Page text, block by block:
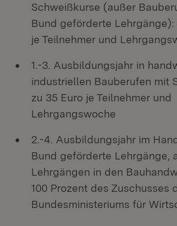
Schweißkurse (außer
Bund geförderte Lehrgänge):
je Teilnehmer und
1.-3. Ausbildungsjahr in
industriellen Bauberufen mit
zu 35 Euro je Teilnehmer und
Lehrgangswoche
2.-4. Ausbildungsjahr im
Bund geförderte Lehrgänge,
Lehrgängen in den
100 Prozent des Zuschusses
Bundesministeriums für